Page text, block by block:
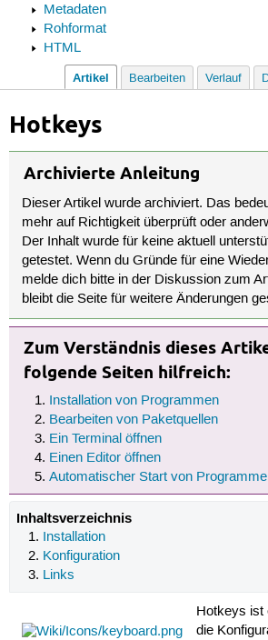
Metadaten
Rohformat
HTML
Artikel Bearbeiten Verlauf
Hotkeys
Archivierte Anleitung
Dieser Artikel wurde archiviert. Das
mehr auf Richtigkeit überprüft oder
Der Inhalt wurde für keine aktuell
getestet. Wenn du Gründe für eine
melde dich bitte in der Diskussion zum
bleibt die Seite für weitere Änderungen
Zum Verständnis dieses
folgende Seiten hilfreich:
Installation von Programmen
Bearbeiten von Paketquellen
Ein Terminal öffnen
Einen Editor öffnen
Automatischer Start von
Inhaltsverzeichnis
Installation
Konfiguration
Links
Hotkeys ist
die